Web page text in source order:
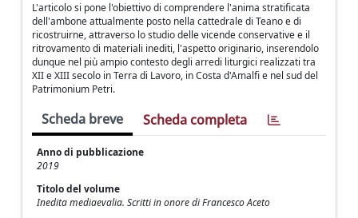
L'articolo si pone l'obiettivo di comprendere l'anima stratificata
dell'ambone attualmente posto nella cattedrale di Teano e di
ricostruirne, attraverso lo studio delle vicende conservative e il
ritrovamento di materiali inediti, l'aspetto originario, inserendolo
dunque nel più ampio contesto degli arredi liturgici realizzati tra
XII e XIII secolo in Terra di Lavoro, in Costa d'Amalfi e nel sud del
Patrimonium Petri.
Scheda breve Scheda completa
Anno di pubblicazione
2019
Titolo del volume
Inedita mediaevalia. Scritti in onore di Francesco Aceto